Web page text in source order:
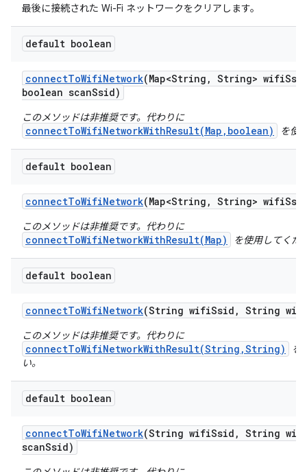
最後に接続された Wi-Fi ネットワークをクリアします。
default boolean
connectToWifiNetwork(Map<String , String> wifi
boolean scanSsid)
このメソッドは非推奨です。代わりに
connectToWifiNetworkWithResult(Map,boolean) を使
default boolean
connectToWifiNetwork(Map<String , String> wifi
このメソッドは非推奨です。代わりに
connectToWifiNetworkWithResult(Map) を使用してくだ
default boolean
connectToWifiNetwork(String wifiSsid , String wifi
このメソッドは非推奨です。代わりに
connectToWifiNetworkWithResult(String,String)
を
い。
default boolean
connectToWifiNetwork(String wifiSsid , String wifi
scanSsid)